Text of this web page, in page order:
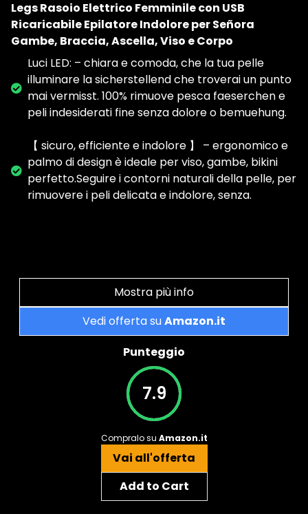
Legs Rasoio Elettrico Femminile con USB
Ricaricabile Epilatore Indolore per Señora
Gambe, Braccia, Ascella, Viso e Corpo
Luci LED: – chiara e comoda, che la tua pelle
illuminare la sicherstellend che troverai un punto
mai vermisst. 100% rimuove pesca faeserchen e
peli indesiderati fine senza dolore o bemuehung.
【 sicuro, efficiente e indolore 】 – ergonomico e
palmo di design è ideale per viso, gambe, bikini
perfetto.Seguire i contorni naturali della pelle, per
rimuovere i peli delicata e indolore, senza.
Mostra più info
Vedi offerta suAmazon.it
Punteggio
7.9
Compralo su Amazon.it
Vai all'offerta
Add to Cart